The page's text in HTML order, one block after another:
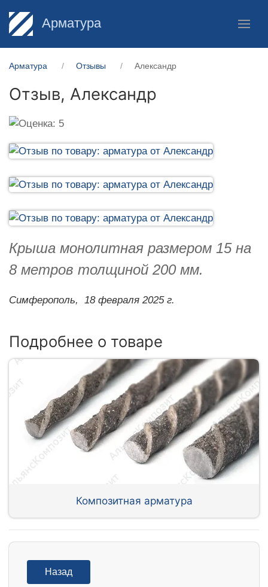
Арматура
Арматура Отзывы Александр
Отзыв, Александр
Крыша монолитная размером 15 на
8 метров толщиной 200 мм.
Симферополь, 18 февраля 2025 г.
Подробнее о товаре
Композитная арматура
Назад